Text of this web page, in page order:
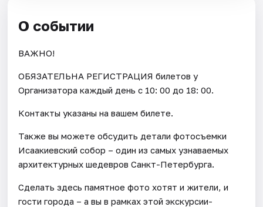
О событии
ВАЖНО!
ОБЯЗАТЕЛЬНА РЕГИСТРАЦИЯ билетов у
Организатора каждый день c 10: 00 до 18: 00.
Контакты указаны на вашем билете.
Также вы можете обсудить детали фотосъемки
Исаакиевский собор – один из самых узнаваемых
архитектурных шедевров Санкт-Петербурга.
Сделать здесь памятное фото хотят и жители, и
гости города – а вы в рамках этой экскурсии-